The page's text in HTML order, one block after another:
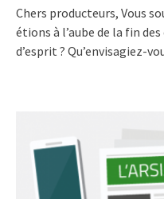
Chers producteurs, Vous
étions à l’aube de la fin
d’esprit ? Qu’envisagiez-